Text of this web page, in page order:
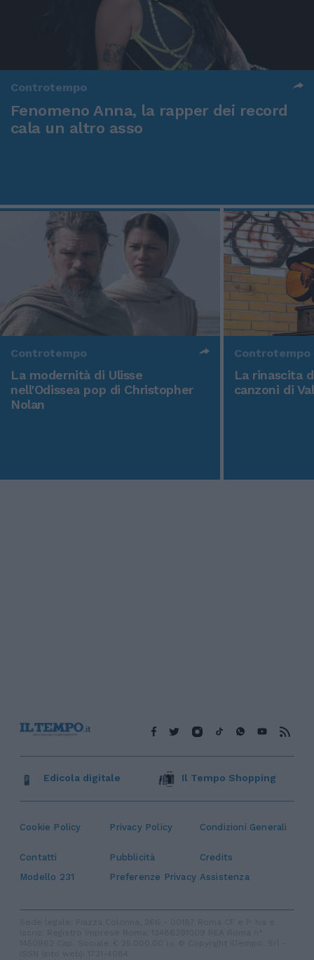
Controtempo
Fenomeno Anna, la rapper dei record
cala un altro asso
Controtempo
La modernità di Ulisse
nell'Odissea pop di Christopher
Nolan
Controtempo
La rinascita
canzoni di
Cookie Policy Privacy Policy Condizioni Generali
Contatti Pubblicità
Credits
Modello 231
Preferenze Privacy Assistenza
Edicola digitale Il Tempo Shopping